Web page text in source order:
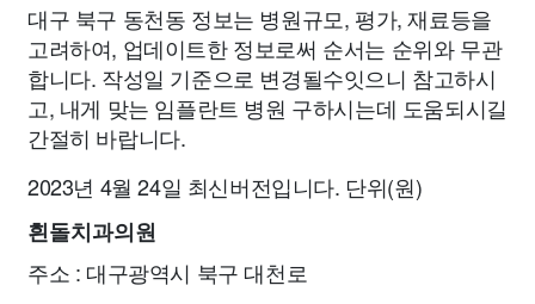
대구 북구 동천동 정보는 병원규모, 평가, 재료등을
고려하여, 업데이트한 정보로써 순서는 순위와 무관
합니다. 작성일 기준으로 변경될수잇으니 참고하시
고, 내게 맞는 임플란트 병원 구하시는데 도움되시길
간절히 바랍니다.
2023년 4월 24일 최신버전입니다. 단위(원)
흰돌치과의원
주소 : 대구광역시 북구 대천로